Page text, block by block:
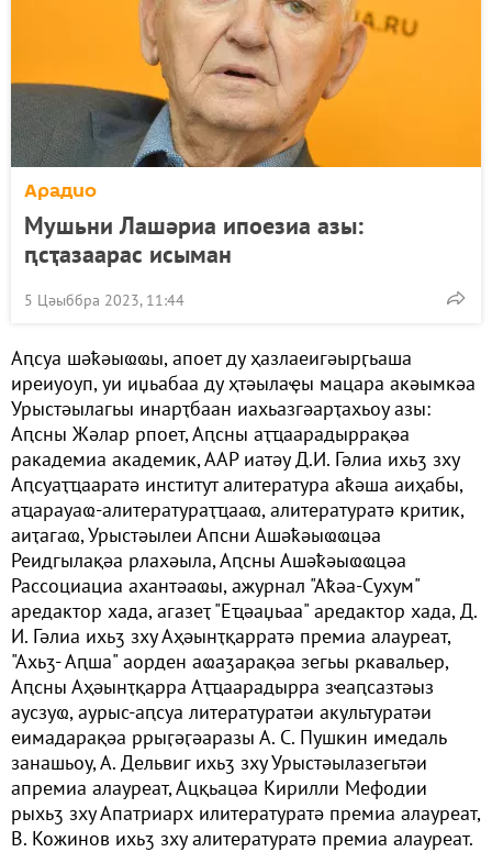
Арадио
Мушьни Лашәриа ипоезиа азы:
ԥсҭазаарас исыман
5 Цәыббра 2023, 11:44
Аԥсуа шәҟәыҩҩы, апоет ду ҳазлаеигәырӷьаша
иреиуоуп, уи иџьабаа ду ҳтәылаҿы мацара акәымкәа
Урыстәылагьы инарҭбаан иахьазгәарҭахьоу азы:
Аԥсны Жәлар рпоет, Аԥсны аҭҵаарадыррақәа
ракадемиа академик, ААР иатәу Д.И. Гәлиа ихьӡ зху
Аԥсуаҭҵааратә институт алитература аҟәша аиҳабы,
аҵарауаҩ-алитератураҭҵааҩ, алитературатә критик,
аиҭагаҩ, Урыстәылеи Апсни Ашәҟәыҩҩцәа
Реидгылақәа рлахәыла, Аԥсны Ашәҟәыҩҩцәа
Рассоциациа ахантәаҩы, ажурнал "Аҟәа-Сухум"
аредактор хада, агазеҭ "Еҵәаџьаа" аредактор хада, Д.
И. Гәлиа ихьӡ зху Аҳәынҭқарратә премиа алауреат,
"Ахьӡ- Аԥша" аорден аҩаӡарақәа зегьы ркавальер,
Аԥсны Аҳәынҭқарра Аҭҵаарадырра зҽаԥсазтәыз
аусзуҩ, аурыс-аԥсуа литературатәи акультуратәи
еимадарақәа ррыӷәӷәаразы А. С. Пушкин имедаль
занашьоу, А. Дельвиг ихьӡ зху Урыстәылазегьтәи
апремиа алауреат, Ацқьацәа Кирилли Мефодии
рыхьӡ зху Апатриарх илитературатә премиа алауреат,
В. Кожинов ихьӡ зху алитературатә премиа алауреат.